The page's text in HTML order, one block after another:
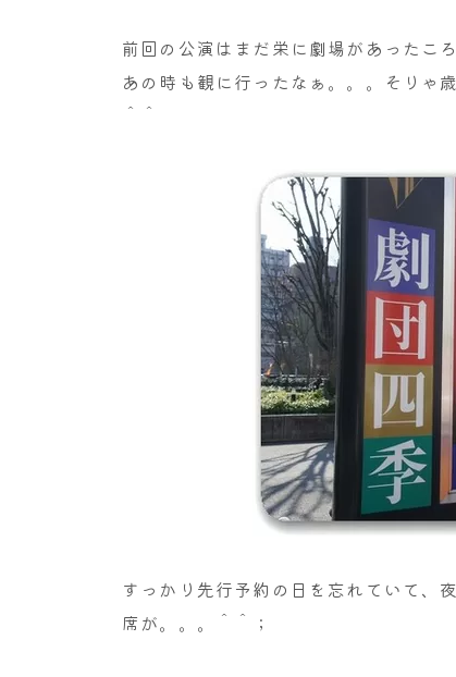
前回の公演はまだ栄に劇場があったこ
あの時も観に行ったなぁ。。。そりゃ
＾＾
すっかり先行予約の日を忘れていて、
席が。。。＾＾；